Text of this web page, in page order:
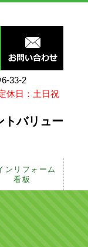
33-2
休日：土日祝
トバリュー
ンリフォーム
看板